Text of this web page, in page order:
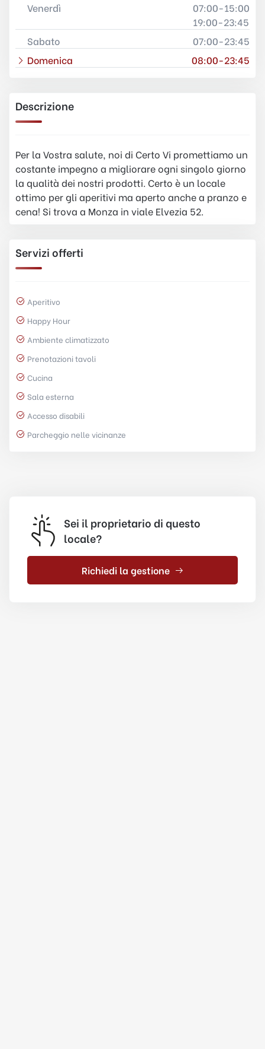
Venerdì
07:00-15:00
19:00-23:45
Sabato
07:00-23:45
Domenica
08:00-23:45
Descrizione
Per la Vostra salute, noi di Certo Vi promettiamo un
costante impegno a migliorare ogni singolo giorno
la qualità dei nostri prodotti. Certo è un locale
ottimo per gli aperitivi ma aperto anche a pranzo e
cena! Si trova a Monza in viale Elvezia 52.
Servizi offerti
Aperitivo
Happy Hour
Ambiente climatizzato
Prenotazioni tavoli
Cucina
Sala esterna
Accesso disabili
Parcheggio nelle vicinanze
Sei il proprietario di questo
locale?
Richiedi la gestione